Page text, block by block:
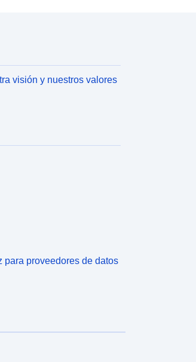
visión y nuestros valores
para proveedores de datos